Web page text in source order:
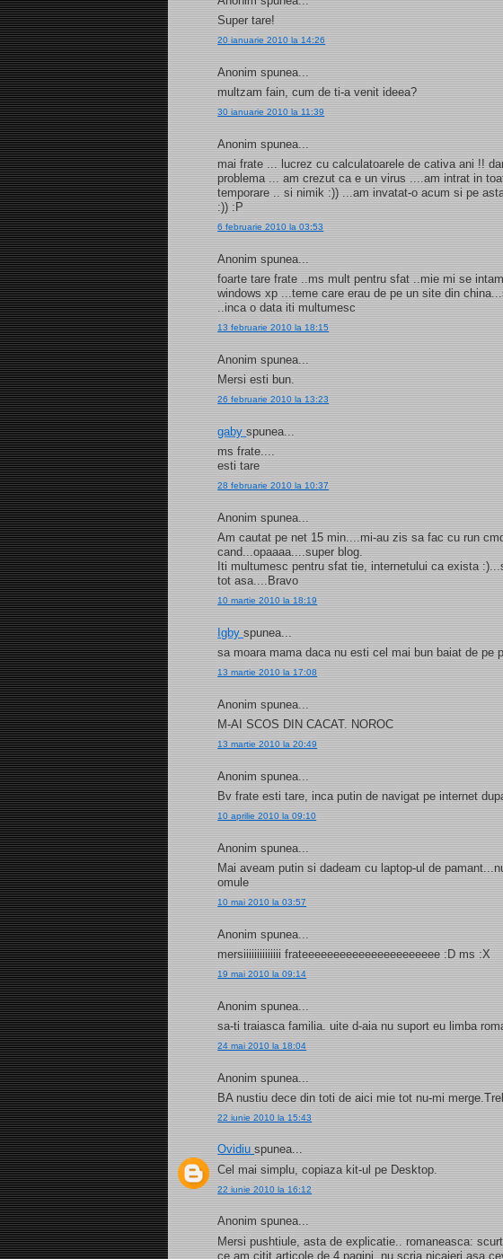
Super tare!
20 ianuarie 2010 la 14:26
Anonim spunea...
multzam fain, cum de ti-a venit ideea?
30 ianuarie 2010 la 11:39
Anonim spunea...
mai frate ... lucrez cu calculatoarele de cativa ani !!
problema ... am crezut ca e un virus ....am intrat in
temporare .. si nimik :)) ...am invatat-o acum si pe
:)) :P
6 februarie 2010 la 03:53
Anonim spunea...
foarte tare frate ..ms mult pentru sfat ..mie mi se
windows xp ...teme care erau de pe un site din
..inca o data iti multumesc
13 februarie 2010 la 18:15
Anonim spunea...
Mersi esti bun.
26 februarie 2010 la 13:23
gabyspunea...
ms frate....
esti tare
28 februarie 2010 la 10:37
Anonim spunea...
Am cautat pe net 15 min....mi-au zis sa fac cu run
cand...opaaaa....super blog.
Iti multumesc pentru sfat tie, internetului ca exista
tot asa....Bravo
10 martie 2010 la 18:19
Igbyspunea...
sa moara mama daca nu esti cel mai bun baiat de pe
13 martie 2010 la 17:08
Anonim spunea...
M-AI SCOS DIN CACAT. NOROC
13 martie 2010 la 20:49
Anonim spunea...
Bv frate esti tare, inca putin de navigat pe internet
10 aprilie 2010 la 09:10
Anonim spunea...
Mai aveam putin si dadeam cu laptop-ul de
omule
10 mai 2010 la 03:57
Anonim spunea...
mersiiiiiiiiiiiiii frateeeeeeeeeeeeeeeeeeeeee :D ms :X
19 mai 2010 la 09:14
Anonim spunea...
sa-ti traiasca familia. uite d-aia nu suport eu limba
24 mai 2010 la 18:04
Anonim spunea...
BA nustiu dece din toti de aici mie tot nu-mi
22 iunie 2010 la 15:43
Ovidiuspunea...
Cel mai simplu, copiaza kit-ul pe Desktop.
22 iunie 2010 la 16:12
Anonim spunea...
Mersi pushtiule, asta de explicatie.. romaneasca:
ce am citit articole de 4 pagini, nu scria nicaieri asa